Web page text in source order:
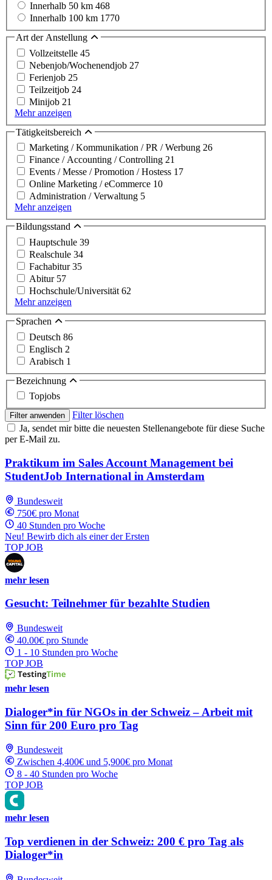
Innerhalb 50 km 468
Innerhalb 100 km 1770
Art der Anstellung
Vollzeitstelle 45
Nebenjob/Wochenendjob 27
Ferienjob 25
Teilzeitjob 24
Minijob 21
Mehr anzeigen
Tätigkeitsbereich
Marketing / Kommunikation / PR / Werbung 26
Finance / Accounting / Controlling 21
Events / Messe / Promotion / Hostess 17
Online Marketing / eCommerce 10
Administration / Verwaltung 5
Mehr anzeigen
Bildungsstand
Hauptschule 39
Realschule 34
Fachabitur35
Abitur 57
Hochschule/Universität 62
Mehr anzeigen
Sprachen
Deutsch 86
Englisch 2
Arabisch 1
Bezeichnung
Topjobs
Filter anwenden
Filter löschen
Ja, sendet mir bitte die neuesten Stellenangebote für diese Suche
per E-Mail zu.
Praktikum im Sales Account Management bei
StudentJob International in Amsterdam
Bundesweit
750€ pro Monat
40 Stunden pro Woche
Neu! Bewirb dich als einer der Ersten
TOP JOB
mehr lesen
Gesucht: Teilnehmer für bezahlte Studien
Bundesweit
40.00€ pro Stunde
1 - 10 Stunden pro Woche
TOP JOB
mehr lesen
Dialoger*in für NGOs in der Schweiz – Arbeit mit
Sinn für 200 Euro pro Tag
Bundesweit
Zwischen 4,400€ und 5,900€ pro Monat
8 - 40 Stunden pro Woche
TOP JOB
mehr lesen
Top verdienen in der Schweiz: 200 € pro Tag als
Dialoger*in